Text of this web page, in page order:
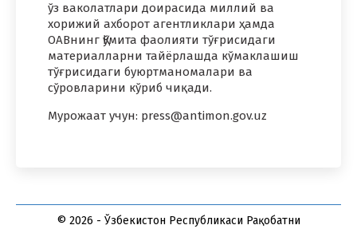
ўз ваколатлари доирасида миллий ва
хорижий ахборот агентликлари ҳамда
ОАВнинг Қўмита фаолияти тўғрисидаги
материалларни тайёрлашда кўмаклашиш
тўғрисидаги буюртманомалари ва
сўровларини кўриб чиқади.
Мурожаат учун: press@antimon.gov.uz
© 2026 - Ўзбекистон Республикаси Рақобатни